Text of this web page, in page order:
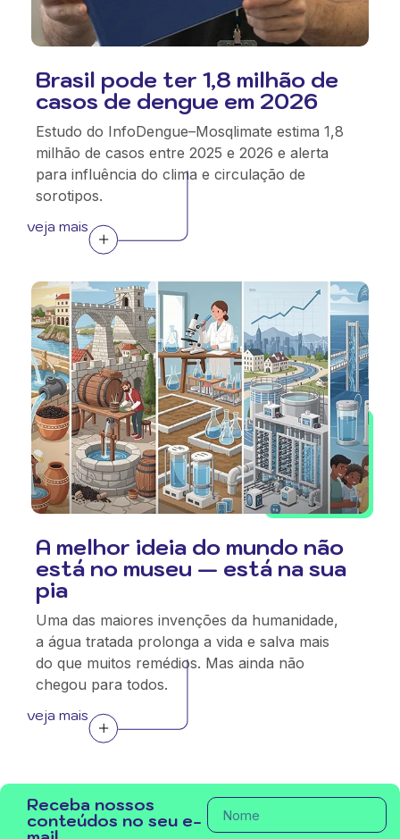
Brasil pode ter 1,8 milhão de
casos de dengue em 2026
Estudo do InfoDengue–Mosqlimate estima 1,8
milhão de casos entre 2025 e 2026 e alerta
para influência do clima e circulação de
sorotipos.
veja mais
A melhor ideia do mundo não
está no museu — está na sua
pia
Uma das maiores invenções da humanidade,
a água tratada prolonga a vida e salva mais
do que muitos remédios. Mas ainda não
chegou para todos.
veja mais
Receba nossos
conteúdos no seu e-